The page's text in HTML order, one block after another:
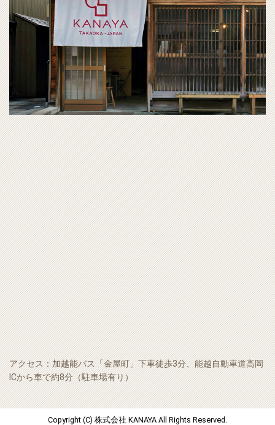
アクセス：加越能バス「金屋町」下車徒歩3分、能越自動車道高岡
ICから車で約8分（駐車場有り）
Copyright (C) 株式会社 KANAYA All Rights Reserved.